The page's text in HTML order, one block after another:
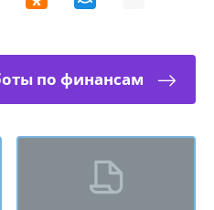
по финансам